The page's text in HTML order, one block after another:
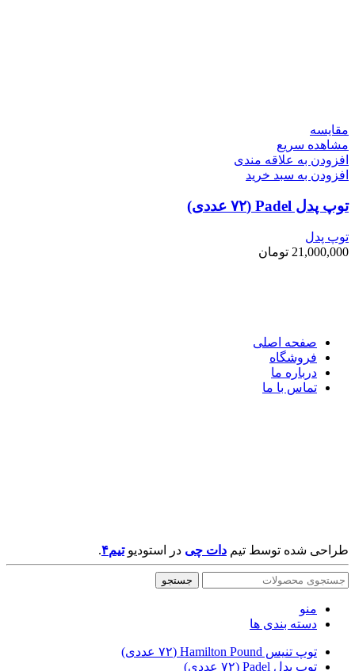
مقایسه
مشاهده سریع
افزودن به علاقه مندی
افزودن به سبد خرید
توپ پدل Padel (۷۲ عددی)
توپ پدل
21,000,000 تومان
صفحه اصلی
فروشگاه
درباره ما
تماس با ما
طراحی شده توسط تیم دات چی در استودیوتیم۴ .
جستجو
منو
دسته بندی ها
توپ تنیس Hamilton Pound (۷۲ عددی)
توپ پدل Padel (۷۲ عددی)